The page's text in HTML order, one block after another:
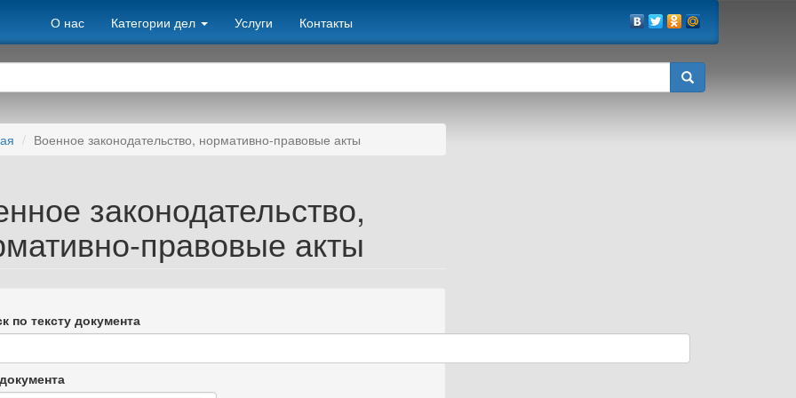
О нас Категории дел Услуги Контакты
Военное законодательство, нормативно-правовые акты
законодательство,
правовые акты
по тексту документа